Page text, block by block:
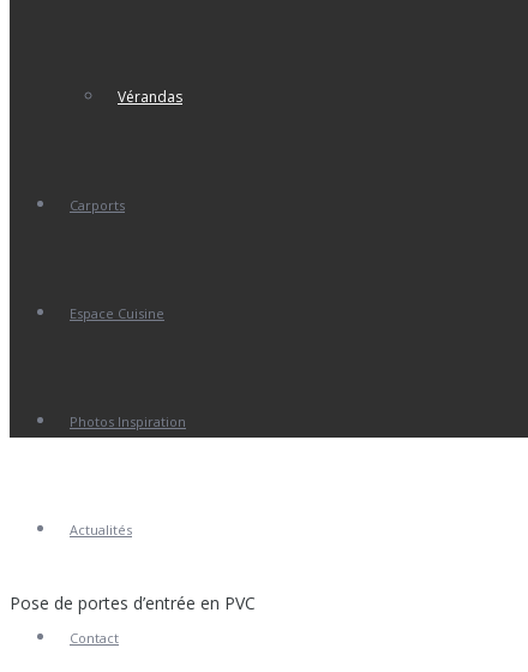
Vérandas
Carports
Espace Cuisine
Photos Inspiration
Actualités
Contact
Pose de portes d’entrée en PVC